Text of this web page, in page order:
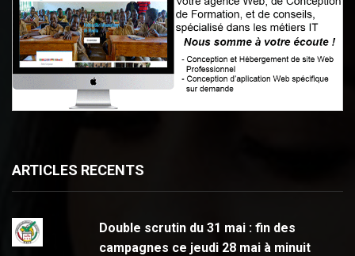
ARTICLES RECENTS
Double scrutin du 31 mai : fin des
campagnes ce jeudi 28 mai à minuit